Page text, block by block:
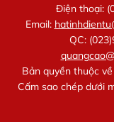
Điện thoại:
Email:
QC:
Bản quyền thuộc
Cấm sao chép dưới